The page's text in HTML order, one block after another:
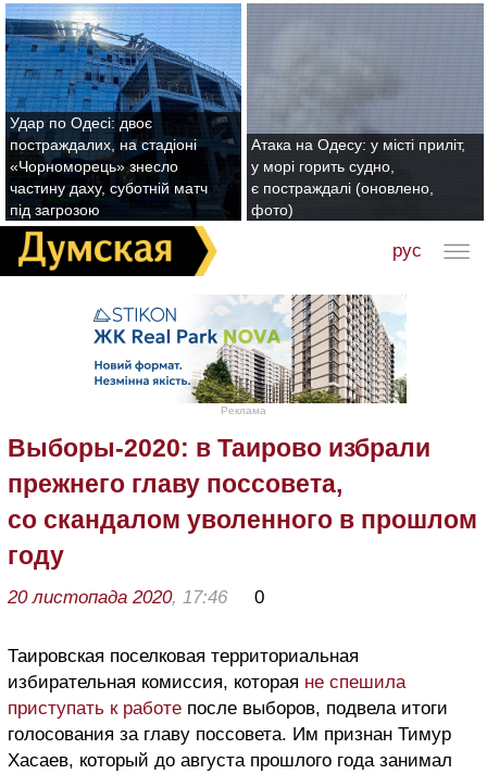
Удар по Одесі: двоє
постраждалих, на стадіоні
«Чорноморець» знесло
частину даху, суботній матч
під загрозою
Атака на Одесу: у місті приліт,
у морі горить судно,
є постраждалі (оновлено,
фото)
рус
Реклама
Выборы-2020: в Таирово избрали
прежнего главу поссовета,
со скандалом уволенного в прошлом
году
20 листопада 2020, 17:46 0
Таировская поселковая территориальная
избирательная комиссия, которая не спешила
приступать к работе после выборов, подвела итоги
голосования за главу поссовета. Им признан Тимур
Хасаев, который до августа прошлого года занимал